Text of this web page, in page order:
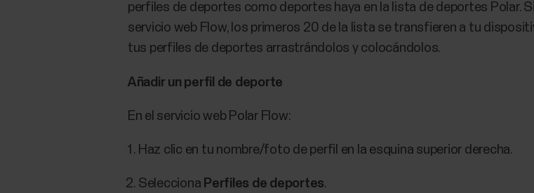
perfiles de deportes como deportes haya en la lista de deportes Polar.
servicio web Flow, los primeros 20 de la lista se transfieren a tu
tus perfiles de deportes arrastrándolos y colocándolos.
Añadir un perfil de deporte
En el servicio web Polar Flow:
Haz clic en tu nombre/foto de perfil en la esquina superior derecha.
Selecciona Perfiles de deportes.